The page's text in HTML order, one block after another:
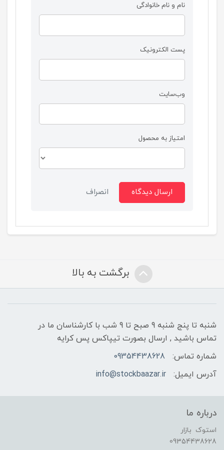
نام و نام خانوادگی
پست الکترونیک
وب‌سایت
امتیاز به محصول
ارسال دیدگاه انصراف
برگشت به بالا
شنبه تا پنج شنبه 9 صبح تا 9 شب با کارشناسان ما در
تماس باشید , ارسال بصورت تیپاکس پس کرایه
شماره تماس:
09354438628
آدرس ایمیل:
info@stockbaazar.ir
درباره ما
استوک بازار
09354438628